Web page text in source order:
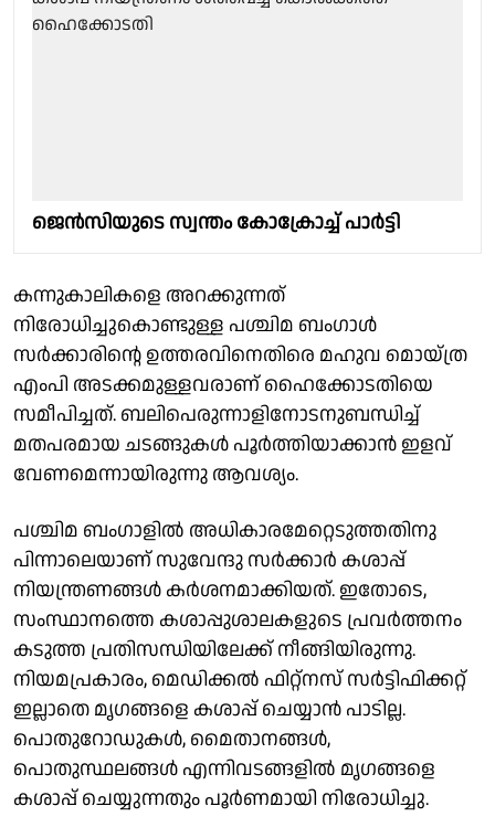
ജെൻസിയുടെ സ്വന്തം കോക്രോച്ച് പാർട്ടി
കന്നുകാലികളെ അറക്കുന്നത്
നിരോധിച്ചുകൊണ്ടുള്ള പശ്ചിമ ബംഗാള്‍
സര്‍ക്കാരിന്റെ ഉത്തരവിനെതിരെ മഹുവ മൊയ്ത്ര
എംപി അടക്കമുള്ളവരാണ് ഹൈക്കോടതിയെ
സമീപിച്ചത്. ബലിപെരുന്നാളിനോടനുബന്ധിച്ച്
മതപരമായ ചടങ്ങുകള്‍ പൂര്‍ത്തിയാക്കാന്‍ ഇളവ്
വേണമെന്നായിരുന്നു ആവശ്യം.
പശ്ചിമ ബംഗാളില്‍ അധികാരമേറ്റെടുത്തതിനു
പിന്നാലെയാണ് സുവേന്ദു സര്‍ക്കാര്‍ കശാപ്പ്
നിയന്ത്രണങ്ങള്‍ കര്‍ശനമാക്കിയത്. ഇതോടെ,
സംസ്ഥാനത്തെ കശാപ്പുശാലകളുടെ പ്രവര്‍ത്തനം
കടുത്ത പ്രതിസന്ധിയിലേക്ക് നീങ്ങിയിരുന്നു.
നിയമപ്രകാരം, മെഡിക്കല്‍ ഫിറ്റ്‌നസ് സര്‍ട്ടിഫിക്കറ്റ്
ഇല്ലാതെ മൃഗങ്ങളെ കശാപ്പ് ചെയ്യാന്‍ പാടില്ല.
പൊതുറോഡുകള്‍, മൈതാനങ്ങള്‍,
പൊതുസ്ഥലങ്ങള്‍ എന്നിവടങ്ങളില്‍ മൃഗങ്ങളെ
കശാപ്പ് ചെയ്യുന്നതും പൂര്‍ണമായി നിരോധിച്ചു.